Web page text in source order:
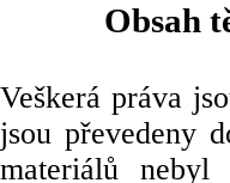
Obsah
Veškerá práva
jsou převedeny
materiálů nebyl